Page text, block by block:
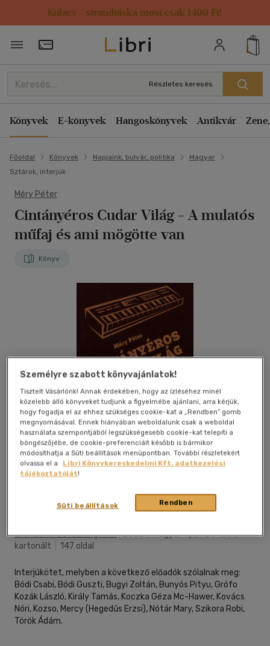
Kulacs / strandtáska most csak 1499 Ft!
Törzsvásárlói Kártya adatai
Részletes keresés
Könyvek E-könyvek Hangoskönyvek Antikvár
Főoldal Könyvek Napjaink, bulvár, politika
Magyar
Sztárok, interjúk
Méry Péter
Cintányéros Cudar Világ - A mulatós
műfaj és ami mögötte van
Könyv
Grand Prix Consulting Kft.|2022|magyar nyelvű|füles,
kartonált
147 oldal
Interjúkötet, melyben a következő előadók szólalnak meg:
Bódi Csabi, Bódi Guszti, Bugyi Zoltán, Bunyós Pityu, Grófo
Kozák László, Király Tamás, Koczka Géza Mc-Hawer, Kovács
Nóri, Kozso, Mercy (Hegedűs Erzsi), Nótár Mary, Szikora Robi,
Török Ádám.
Személyre szabott könyvajánlatok!
Tisztelt Vásárlónk! Annak érdekében, hogy az ízléséhez minél
közelebb álló könyveket tudjunk a figyelmébe ajánlani, arra kérjük,
hogy fogadja el az ehhez szükséges cookie-kat a „Rendben” gomb
megnyomásával. Ennek hiányában weboldalunk csak a weboldal
használata szempontjából legszükségesebb cookie-kat telepíti a
böngészőjébe, de cookie-preferenciáit később is bármikor
módosíthatja a Süti beállítások menüpontban. További részletekért
olvassa el a
Libri Könyvkereskedelmi Kft. adatkezelési
tájékoztatóját!
Rendben
Süti beállítások